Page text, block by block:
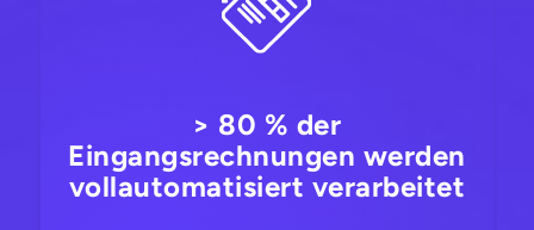
> 80 % der
Eingangsrechnungen werden
vollautomatisiert verarbeitet